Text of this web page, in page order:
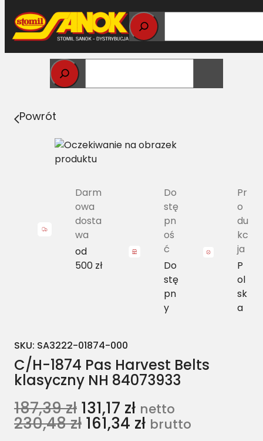
Przejdź
do
treści
Strona główna>
klasyczny NH 84073933
Powrót
Darm
owa
dosta
wa
od
500 zł
Do
stę
pn
oś
ć
Do
stę
pn
y
Pr
o
du
kc
ja
P
ol
sk
a
SKU: SA3222-01874-000
C/H-1874 Pas Harvest Belts
klasyczny NH 84073933
187,39zł 131,17 zł netto
230,48zł 161,34 zł brutto